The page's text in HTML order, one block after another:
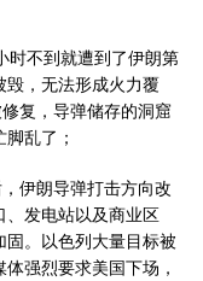
时不到就遭到了伊朗第
毁，无法形成火力覆
复，导弹储存的洞窟
乱了；
伊朗导弹打击方向改
、发电站以及商业区
。以色列大量目标被
强烈要求美国下场，